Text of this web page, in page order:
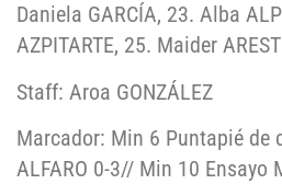
Daniela GARCÍA, 23. Alba
AZPITARTE, 25. Maider
Staff: Aroa GONZÁLEZ
Marcador: Min 6 Puntapié de
ALFARO 0-3// Min 10 Ensayo